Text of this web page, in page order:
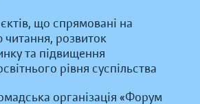
що спрямовані на
читання, розвиток
та підвищення
рівня суспільства
організація «Форум